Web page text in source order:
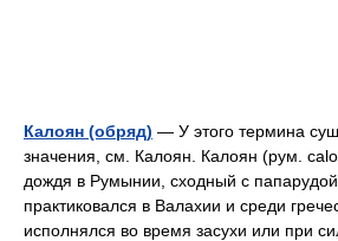
Калоян (обряд) — У этого термина
значения, см. Калоян. Калоян (рум.
дождя в Румынии, сходный с
практиковался в Валахии и среди
исполнялся во время засухи или при